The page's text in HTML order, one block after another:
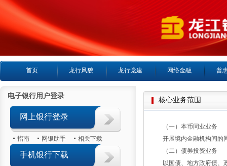
首页 龙行风貌 龙行党建 网络金融 普
电子银行用户登录
网上银行登录
指南 网银助手 相关下载
手机银行下载
核心业务范围
（一）本币同业业务
开展境内金融机构间的
（二）债券投资业务
以国债、地方政府债、